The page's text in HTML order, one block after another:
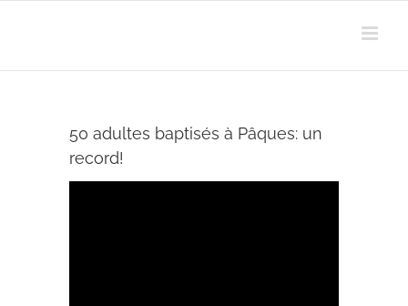
contenu
50 adultes baptisés à Pâques: un
record!